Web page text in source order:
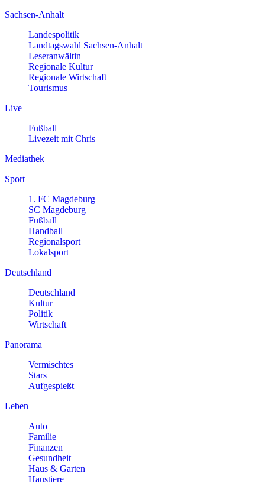
Sachsen-Anhalt
Landespolitik
Landtagswahl Sachsen-Anhalt
Leseranwältin
Regionale Kultur
Regionale Wirtschaft
Tourismus
Live
Fußball
Livezeit mit Chris
Mediathek
Sport
1. FC Magdeburg
SC Magdeburg
Fußball
Handball
Regionalsport
Lokalsport
Deutschland
Deutschland
Kultur
Politik
Wirtschaft
Panorama
Vermischtes
Stars
Aufgespießt
Leben
Auto
Familie
Finanzen
Gesundheit
Haus & Garten
Haustiere